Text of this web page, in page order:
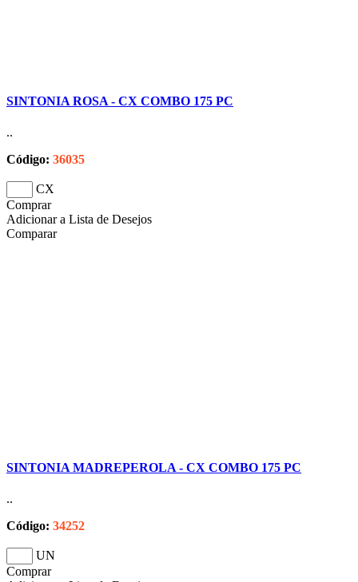
SINTONIA ROSA - CX COMBO 175 PC
..
Código: 36035
CX
Comprar
Adicionar a Lista de Desejos
Comparar
SINTONIA MADREPEROLA - CX COMBO 175 PC
..
Código: 34252
UN
Comprar